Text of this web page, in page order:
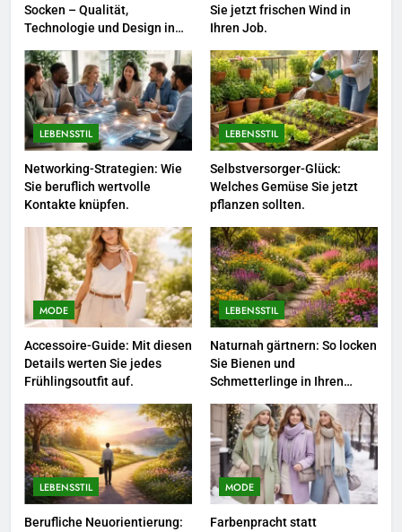
1
Polnischer Hersteller von
Socken – Qualität, Technologie
und Design in einem
MODE
2
Karriere-Frühling: So bringen Sie
jetzt frischen Wind in Ihren Job.
LEBENSSTIL
3
Networking-Strategien: Wie Sie
beruflich wertvolle Kontakte
knüpfen.
LEBENSSTIL
4
Selbstversorger-Glück: Welches
Gemüse Sie jetzt pflanzen
sollten.
LEBENSSTIL
5
Accessoire-Guide: Mit diesen
Socken – Qualität,
Technologie und Design in
Sie jetzt frischen Wind in
Ihren Job.
LEBENSSTIL
Networking-Strategien: Wie
Sie beruflich wertvolle
Kontakte knüpfen.
LEBENSSTIL
Selbstversorger-Glück:
Welches Gemüse Sie jetzt
pflanzen sollten.
MODE
Accessoire-Guide: Mit diesen
Details werten Sie jedes
Frühlingsoutfit auf.
LEBENSSTIL
Naturnah gärtnern: So locken
Sie Bienen und
Schmetterlinge in Ihren
LEBENSSTIL
Berufliche Neuorientierung:
MODE
Farbenpracht statt